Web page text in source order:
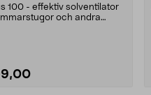
100 - effektiv solventilator
och andra